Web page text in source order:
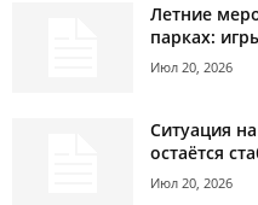
Летние
парках:
Июл 20, 2026
Ситуация
остаётся
Июл 20, 2026